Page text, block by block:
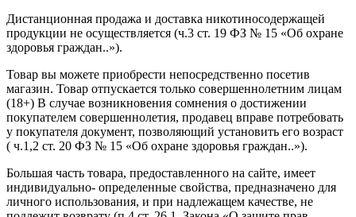
Дистанционная продажа и доставка никотиносодержащей
продукции не осуществляется (ч.3 ст. 19 ФЗ № 15 «Об охране
здоровья граждан..»).
Товар вы можете приобрести непосредственно посетив
магазин. Товар отпускается только совершеннолетним лицам
(18+) В случае возникновения сомнения о достижении
покупателем совершеннолетия, продавец вправе потребовать
у покупателя документ, позволяющий установить его возраст
( ч.1,2 ст. 20 ФЗ № 15 «Об охране здоровья граждан..»).
Большая часть товара, предоставленного на сайте, имеет
индивидуально- определенные свойства, предназначено для
личного использования, и при надлежащем качестве, не